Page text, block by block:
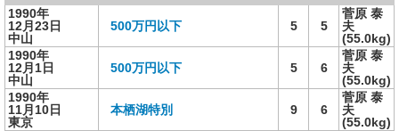
1990年
12月23日
中山
500万円以下 5 5
菅原 泰
夫
(55.0kg)
1990年
12月1日
中山
500万円以下 5 6
菅原 泰
夫
(55.0kg)
1990年
11月10日
東京
本栖湖特別 9 6
菅原 泰
夫
(55.0kg)